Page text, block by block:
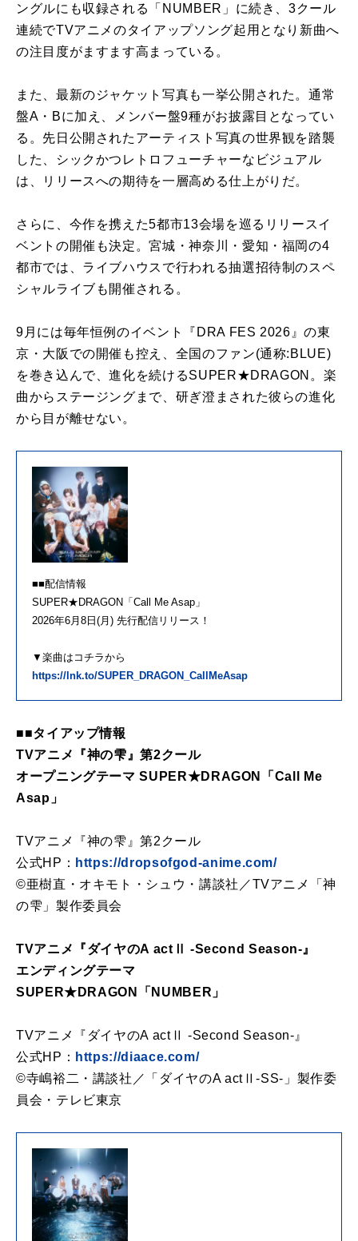
ングルにも収録される「NUMBER」に続き、3クール
連続でTVアニメのタイアップソング起用となり新曲へ
の注目度がますます高まっている。
また、最新のジャケット写真も一挙公開された。通常
盤A・Bに加え、メンバー盤9種がお披露目となってい
る。先日公開されたアーティスト写真の世界観を踏襲
した、シックかつレトロフューチャーなビジュアル
は、リリースへの期待を一層高める仕上がりだ。
さらに、今作を携えた5都市13会場を巡るリリースイ
ベントの開催も決定。宮城・神奈川・愛知・福岡の4
都市では、ライブハウスで行われる抽選招待制のスペ
シャルライブも開催される。
9月には毎年恒例のイベント『DRA FES 2026』の東
京・大阪での開催も控え、全国のファン(通称:BLUE)
を巻き込んで、進化を続けるSUPER★DRAGON。楽
曲からステージングまで、研ぎ澄まされた彼らの進化
から目が離せない。
■■配信情報
SUPER★DRAGON「Call Me Asap」
2026年6月8日(月) 先行配信リリース！
▼楽曲はコチラから
https://lnk.to/SUPER_DRAGON_CallMeAsap
■■タイアップ情報
TVアニメ『神の雫』第2クール
オープニングテーマ SUPER★DRAGON「Call Me
Asap」
TVアニメ『神の雫』第2クール
公式HP： https://dropsofgod-anime.com/
©亜樹直・オキモト・シュウ・講談社／TVアニメ「神
の雫」製作委員会
TVアニメ『ダイヤのA actⅡ -Second Season-』
エンディングテーマ
SUPER★DRAGON「NUMBER」
TVアニメ『ダイヤのA actⅡ -Second Season-』
公式HP： https://diaace.com/
©寺嶋裕二・講談社／「ダイヤのA actⅡ‐SS‐」製作委
員会・テレビ東京